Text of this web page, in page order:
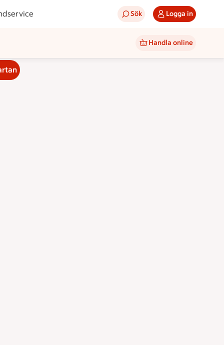
Sök Logga in
Handla online